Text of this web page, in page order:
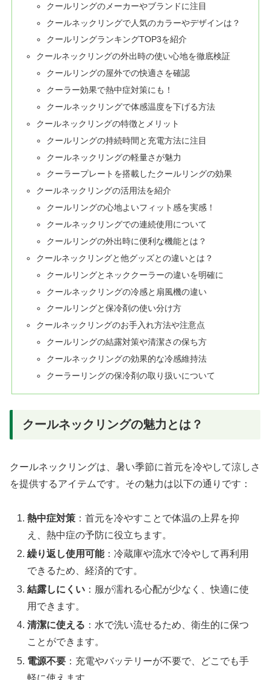
クールリングのメーカーやブランドに注目
クールネックリングで人気のカラーやデザインは？
クールリングランキングTOP3を紹介
クールネックリングの外出時の使い心地を徹底検証
クールリングの屋外での快適さを確認
クーラー効果で熱中症対策にも！
クールネックリングで体感温度を下げる方法
クールネックリングの特徴とメリット
クールリングの持続時間と充電方法に注目
クールネックリングの軽量さが魅力
クーラープレートを搭載したクールリングの効果
クールネックリングの活用法を紹介
クールリングの心地よいフィット感を実感！
クールネックリングでの連続使用について
クールリングの外出時に便利な機能とは？
クールネックリングと他グッズとの違いとは？
クールリングとネッククーラーの違いを明確に
クールネックリングの冷感と扇風機の違い
クールリングと保冷剤の使い分け方
クールネックリングのお手入れ方法や注意点
クールリングの結露対策や清潔さの保ち方
クールネックリングの効果的な冷感維持法
クーラーリングの保冷剤の取り扱いについて
クールネックリングの魅力とは？
クールネックリングは、暑い季節に首元を冷やして涼しさ
を提供するアイテムです。その魅力は以下の通りです：
熱中症対策 ：首元を冷やすことで体温の上昇を抑
え、熱中症の予防に役立ちます。
繰り返し使用可能：冷蔵庫や流水で冷やして再利用
できるため、経済的です。
結露しにくい ：服が濡れる心配が少なく、快適に使
用できます。
清潔に使える ：水で洗い流せるため、衛生的に保つ
ことができます。
電源不要 ：充電やバッテリーが不要で、どこでも手
軽に使えます。